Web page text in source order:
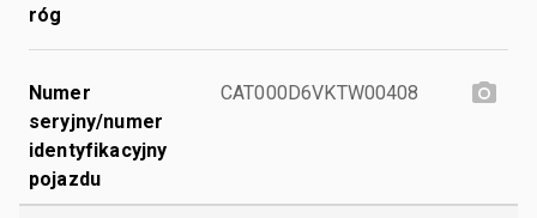
róg
Numer
seryjny/numer
identyfikacyjny
pojazdu
CAT000D6VKTW00408